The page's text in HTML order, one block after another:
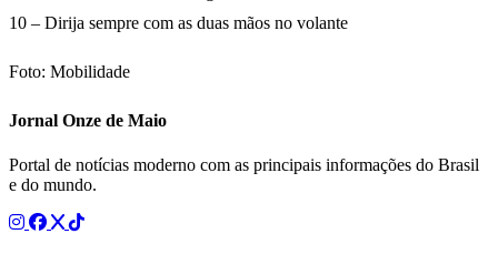
10 – Dirija sempre com as duas mãos no volante
Foto: Mobilidade
Jornal Onze de Maio
Portal de notícias moderno com as principais informações do Brasil
e do mundo.